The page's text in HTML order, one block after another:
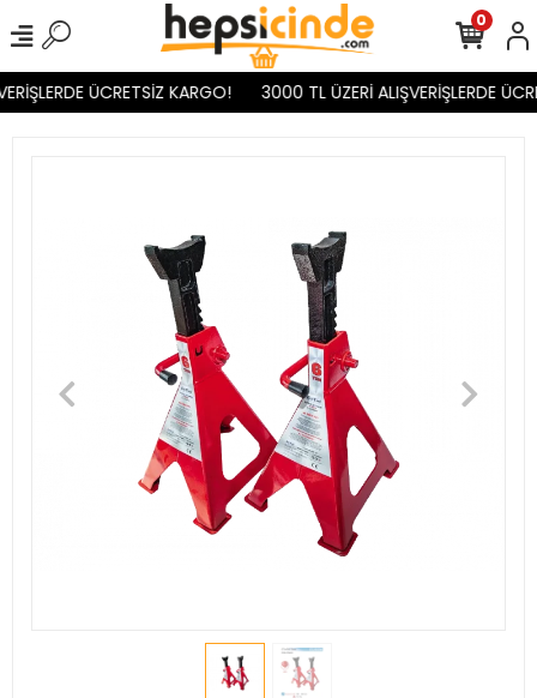
ÜCRETSİZ KARGO! 3000 TL ÜZERİ ALIŞVERİŞLERDE
0